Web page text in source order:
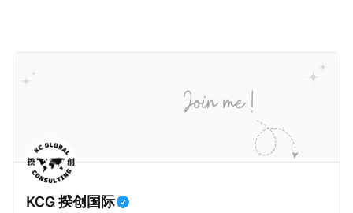
吸引力吗？我们来看看：
的财务能力和专业知识； * 申请人必须在印度就业务注
册公司，并提供公司注册证书和注册企业的介绍/支持信
并提供有关投资将如何为印度经济做出贡献的详细计
申请。申请人在印度居住共12年后有资格申请印度公民
身份，包括在申请前连续居住11年，短暂缺席的少数例
外。由于印度不允许双重国籍，申请人必须放弃其原始
增加300美元（折合约人民币2千）。 申请人提交材料
包括：申请表、护照、无犯罪证明，以及最后一次进入
危地马拉的证明，且材料必须公证并翻译成西班牙语。
在危地马拉居住至少五年、具备流利西班牙语、对当地
历史文化有认识，就可以入籍成为危地马拉公民。 那
么，危地马拉的税务政策有吸引力吗？我们来看看：
KCG 揆创国际